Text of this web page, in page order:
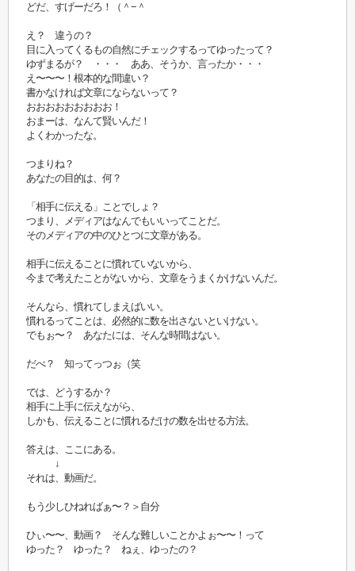
どだ、すげーだろ！（＾−＾
え？ 違うの？
目に入ってくるもの自然にチェックするってゆったって？
ゆずまるが？ ・・・ ああ、そうか、言ったか・・・
え〜〜〜！根本的な間違い？
書かなければ文章にならないって？
おおおおおおおおお！
おまーは、なんて賢いんだ！
よくわかったな。
つまりね？
あなたの目的は、何？
「相手に伝える」ことでしょ？
つまり、メディアはなんでもいいってことだ。
そのメディアの中のひとつに文章がある。
相手に伝えることに慣れていないから、
今まで考えたことがないから、文章をうまくかけないんだ。
そんなら、慣れてしまえばいい。
慣れるってことは、必然的に数を出さないといけない。
でもぉ〜？ あなたには、そんな時間はない。
だべ？ 知ってっつぉ（笑
では、どうするか？
相手に上手に伝えながら、
しかも、伝えることに慣れるだけの数を出せる方法。
答えは、ここにある。
↓
それは、動画だ。
もう少しひねればぁ〜？＞自分
ひぃ〜〜、動画？ そんな難しいことかよぉ〜〜！って
ゆった？ ゆった？ ねぇ、ゆったの？